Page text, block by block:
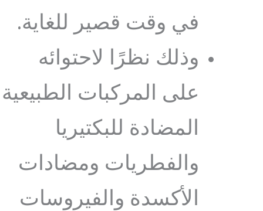
في وقت قصير للغاية.
وذلك نظرًا لاحتوائه
على المركبات الطبيعية
المضادة للبكتيريا
والفطريات ومضادات
الأكسدة والفيروسات